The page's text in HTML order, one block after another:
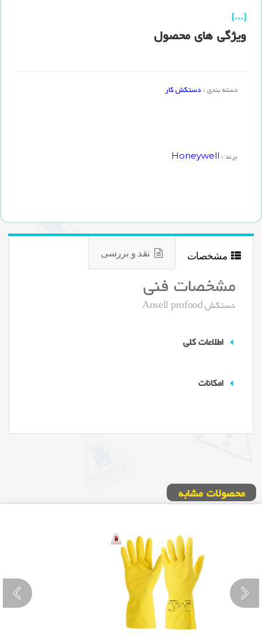
[...]
ویژگی های محصول
دسته بندی :دستکش کار
برند : Honeywell
مشخصات نقد و بررسی
مشخصات فنی
دستکش Ansell profood
اطلاعات کلی
امکانات
محصولات مشابه